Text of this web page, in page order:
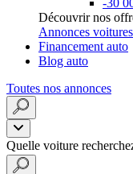
-30
Découvrir nos
Annonces
Financement auto
Blog auto
Toutes nos annonces
Quelle voiture